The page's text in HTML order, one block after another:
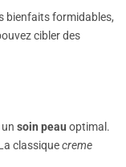
bienfaits formidables,
cibler des
soin peau optimal.
classiquecreme